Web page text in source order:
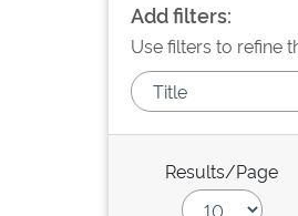
Add filters:
Use filters to refine
Results/Page